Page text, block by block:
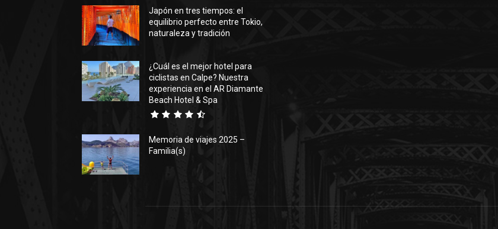
Japón en tres tiempos: el
equilibrio perfecto entre Tokio,
naturaleza y tradición
¿Cuál es el mejor hotel para
ciclistas en Calpe? Nuestra
experiencia en el AR Diamante
Beach Hotel & Spa
Memoria de viajes 2025 –
Familia(s)